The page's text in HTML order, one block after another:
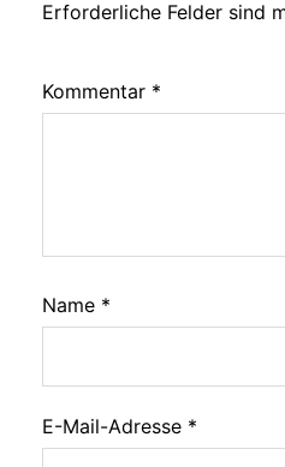
Erforderliche Felder sind
Kommentar *
Name *
E-Mail-Adresse *